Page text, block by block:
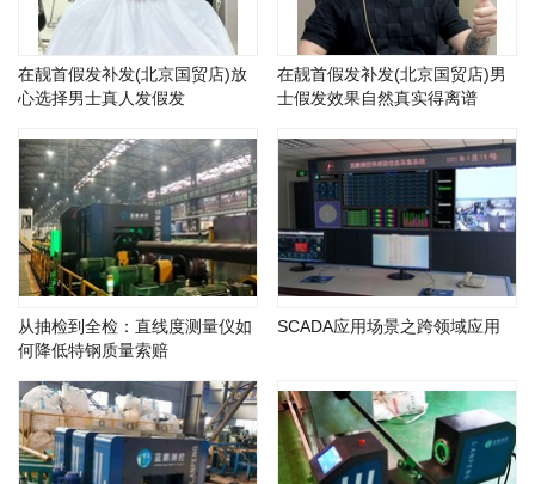
在靓首假发补发(北京国贸店)放
心选择男士真人发假发
在靓首假发补发(北京国贸店)男
士假发效果自然真实得离谱
从抽检到全检：直线度测量仪如
何降低特钢质量索赔
SCADA应用场景之跨领域应用